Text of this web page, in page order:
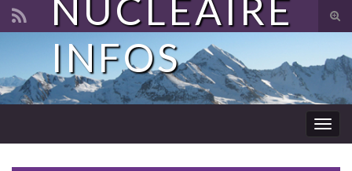
Search for:
NUCLÉAIRE
INFOS